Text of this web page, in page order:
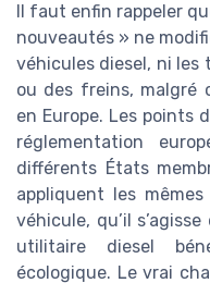
Il faut enfin rappeler
nouveautés » ne
véhicules diesel, ni les
ou des freins, malgré
en Europe. Les points
réglementation
différents États
appliquent les
véhicule, qu’il
utilitaire diesel
écologique. Le vrai